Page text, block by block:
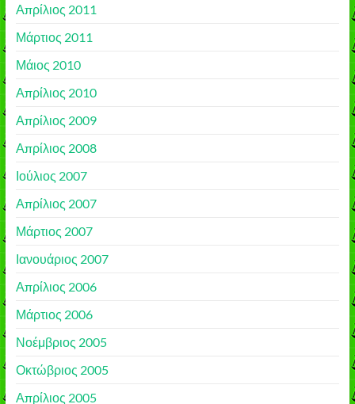
Απρίλιος 2011
Μάρτιος 2011
Μάιος 2010
Απρίλιος 2010
Απρίλιος 2009
Απρίλιος 2008
Ιούλιος 2007
Απρίλιος 2007
Μάρτιος 2007
Ιανουάριος 2007
Απρίλιος 2006
Μάρτιος 2006
Νοέμβριος 2005
Οκτώβριος 2005
Απρίλιος 2005